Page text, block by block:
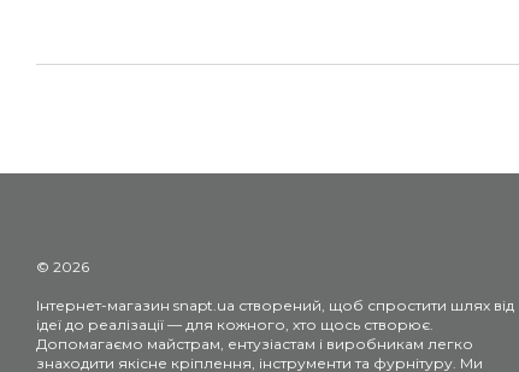
© 2026
Інтернет-магазин snapt.ua створений, щоб спростити шлях від
ідеї до реалізації — для кожного, хто щось створює.
Допомагаємо майстрам, ентузіастам і виробникам легко
знаходити якісне кріплення, інструменти та фурнітуру. Ми